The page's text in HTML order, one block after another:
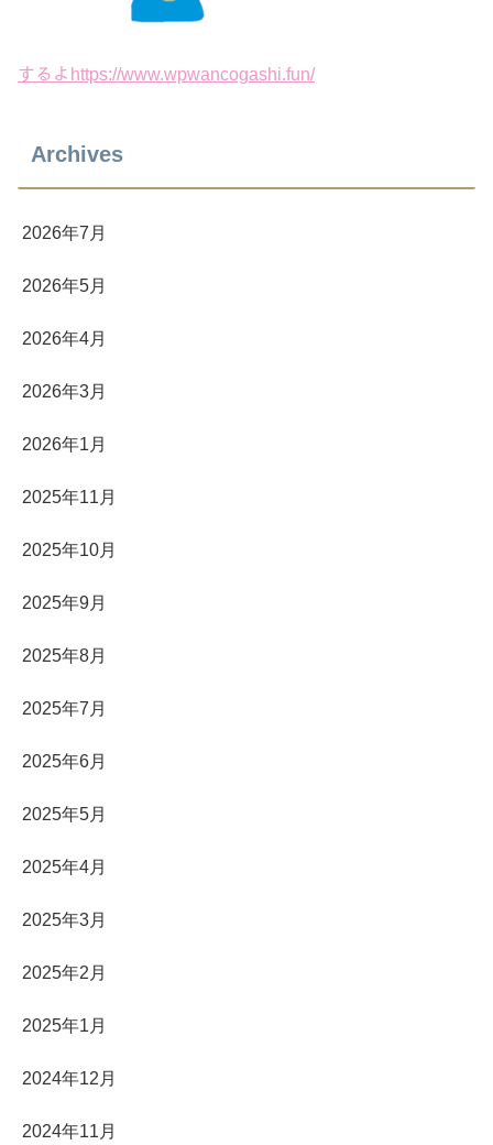
するよhttps://www.wpwancogashi.fun/
Archives
2026年7月
2026年5月
2026年4月
2026年3月
2026年1月
2025年11月
2025年10月
2025年9月
2025年8月
2025年7月
2025年6月
2025年5月
2025年4月
2025年3月
2025年2月
2025年1月
2024年12月
2024年11月